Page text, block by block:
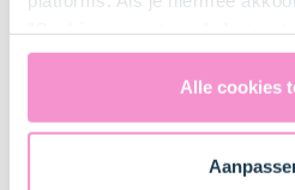
uitdrukkelijk een eventuele
Verenigde Staten in de zin van
ons
naar technology providers en
Alle cookies
Bestel dit product
Maatbeker